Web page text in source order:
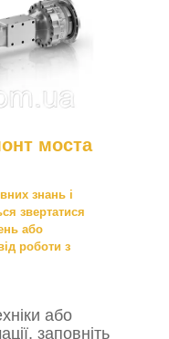
моста
знань і
звертатися
або
роботи з
або
заповніть